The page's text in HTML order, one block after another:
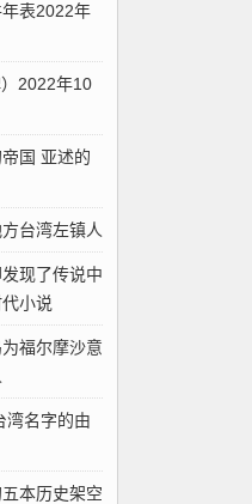
表2022年
2022年10
国 亚述的
台湾左镇人
现了传说中
小说
福尔摩沙意
湾名字的由
本历史架空